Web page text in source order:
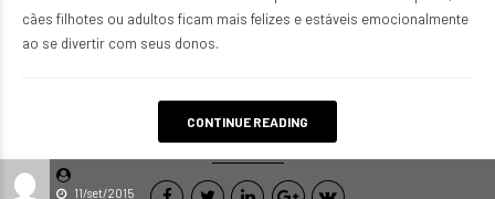
11/set/2015
cães filhotes ou adultos ficam mais felizes e estáveis emocionalmente
ao se divertir com seus donos.
CONTINUE READING